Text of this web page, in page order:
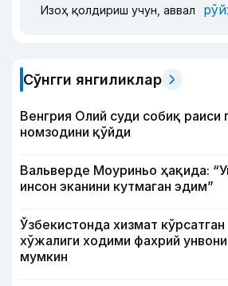
Изоҳ қолдириш учун, аввал
Сўнгги янгиликлар
Венгрия Олий суди собиқ раиси
номзодини қўйди
Вальверде Моуриньо ҳақида:
инсон эканини кутмаган эдим”
Ўзбекистонда хизмат
хўжалиги ходими фахрий
мумкин